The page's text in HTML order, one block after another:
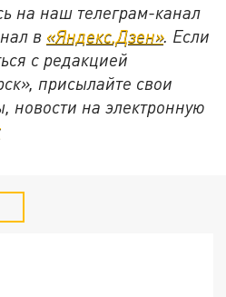
на наш телеграм-канал
в «Яндекс.Дзен». Если
с редакцией
присылайте свои
новости на электронную